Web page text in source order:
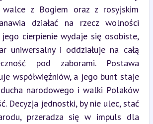
z Bogiem oraz z rosyjskim
działać na rzecz wolności
jego cierpienie wydaje się osobiste,
uniwersalny i oddziałuje na całą
pod zaborami. Postawa
współwięźniów, a jego bunt staje
narodowego i walki Polaków
Decyzja jednostki, by nie ulec, stać
przeradza się w impuls dla